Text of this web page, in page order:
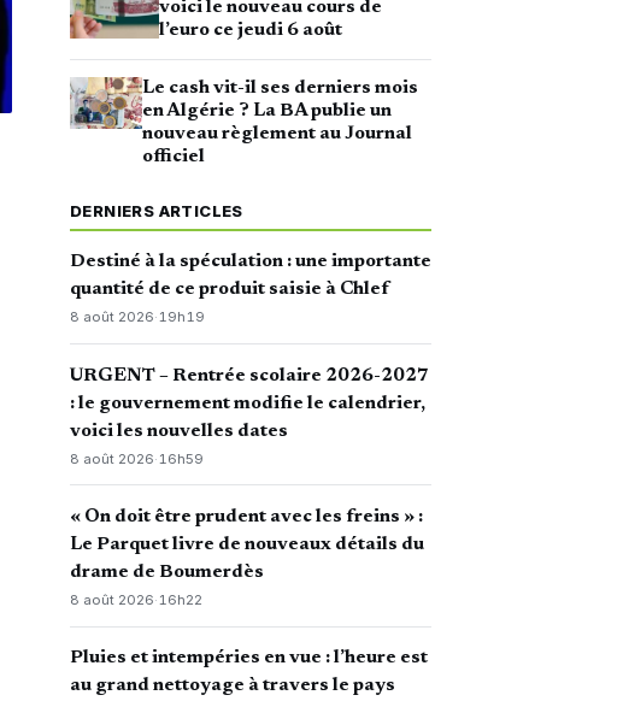
voici le nouveau cours de
l’euro ce jeudi 6 août
Le cash vit-il ses derniers mois
en Algérie ? La BA publie un
nouveau règlement au Journal
officiel
DERNIERS ARTICLES
Destiné à la spéculation : une importante
quantité de ce produit saisie à Chlef
8 août 2026·19h19
URGENT – Rentrée scolaire 2026-2027
: le gouvernement modifie le calendrier,
voici les nouvelles dates
8 août 2026· 16h59
« On doit être prudent avec les freins » :
Le Parquet livre de nouveaux détails du
drame de Boumerdès
8 août 2026·16h22
Pluies et intempéries en vue : l’heure est
au grand nettoyage à travers le pays